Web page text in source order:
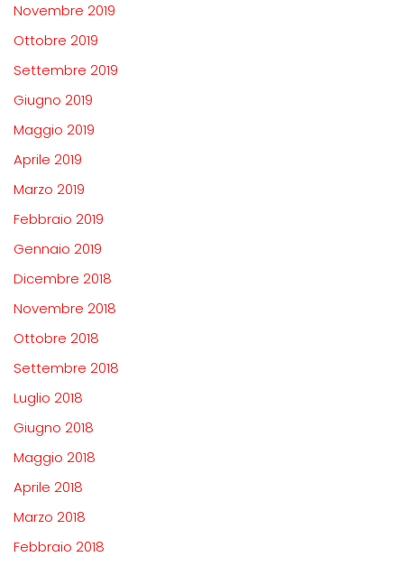
Novembre 2019
Ottobre 2019
Settembre 2019
Giugno 2019
Maggio 2019
Aprile 2019
Marzo 2019
Febbraio 2019
Gennaio 2019
Dicembre 2018
Novembre 2018
Ottobre 2018
Settembre 2018
Luglio 2018
Giugno 2018
Maggio 2018
Aprile 2018
Marzo 2018
Febbraio 2018